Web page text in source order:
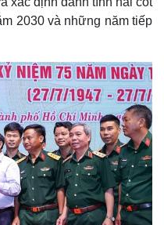
2030 và những năm tiếp